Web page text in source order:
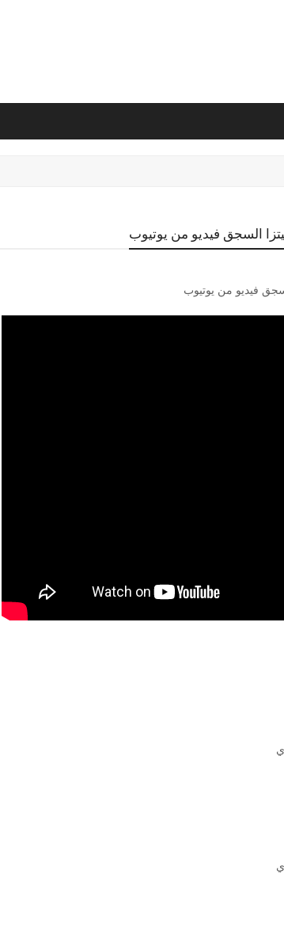
السجق فيديو من يوتيوب
فيديو من يوتيوب